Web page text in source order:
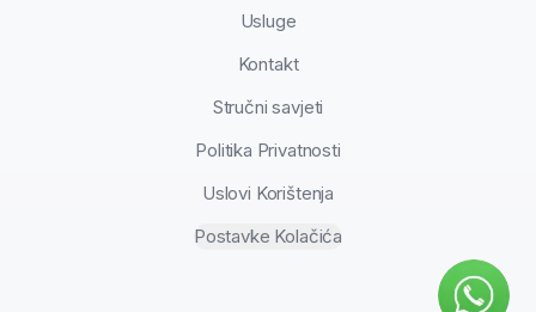
Usluge
Kontakt
Stručni savjeti
Politika Privatnosti
Uslovi Korištenja
Postavke Kolačića